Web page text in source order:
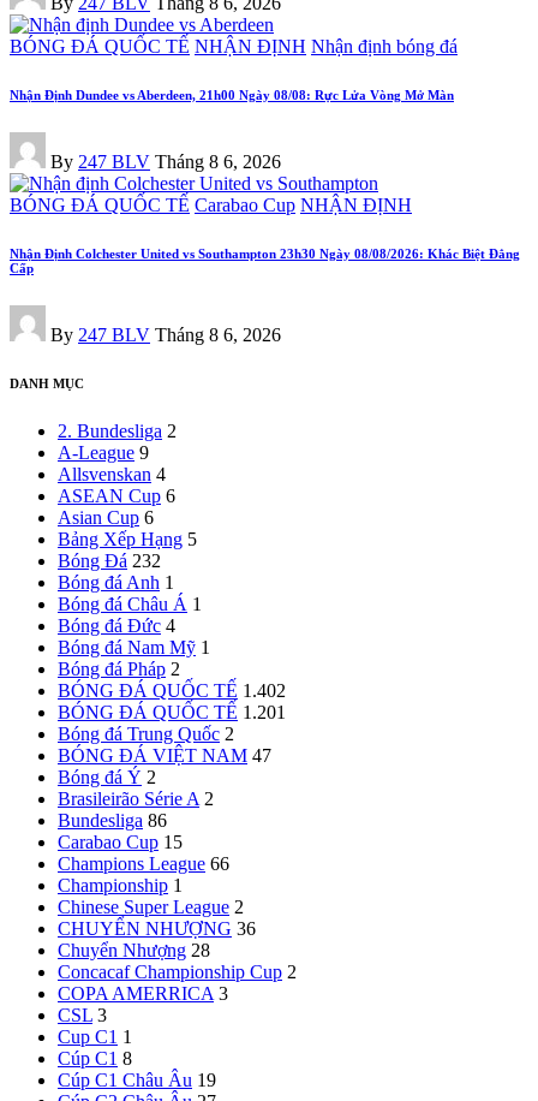
Posted
BÓNG ĐÁ QUỐC TẾ NHẬN ĐỊNH Nhận định bóng đá
Nhận Định Dundee vs Aberdeen, 21h00 Ngày 08/08: Rực Lửa Vòng Mở Màn
Posted
by
By 247 BLV Tháng 8 6, 2026
Posted
BÓNG ĐÁ QUỐC TẾ Carabao Cup NHẬN ĐỊNH
Nhận Định Colchester United vs Southampton 23h30 Ngày 08/08/2026: Khác Biệt Đẳng
Cấp
Posted
by
By 247 BLV Tháng 8 6, 2026
DANH MỤC
2. Bundesliga 2
A-League 9
Allsvenskan 4
ASEAN Cup 6
Asian Cup 6
Bảng Xếp Hạng 5
Bóng Đá 232
Bóng đá Anh 1
Bóng đá Châu Á 1
Bóng đá Đức 4
Bóng đá Nam Mỹ 1
Bóng đá Pháp 2
BÓNG ĐÁ QUỐC TẾ 1.402
BÓNG ĐÁ QUỐC TẾ 1.201
Bóng đá Trung Quốc 2
BÓNG ĐÁ VIỆT NAM 47
Bóng đá Ý 2
Brasileirão Série A 2
Bundesliga 86
Carabao Cup 15
Champions League 66
Championship 1
Chinese Super League 2
CHUYỂN NHƯỢNG 36
Chuyển Nhượng 28
Concacaf Championship Cup 2
COPA AMERRICA 3
CSL 3
Cup C1 1
Cúp C1 8
Cúp C1 Châu Âu 19